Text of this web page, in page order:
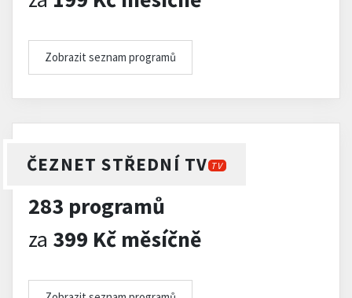
Zobrazit seznam programů
ČEZNET STŘEDNÍ TV TV
283 programů
za 399 Kč měsíčně